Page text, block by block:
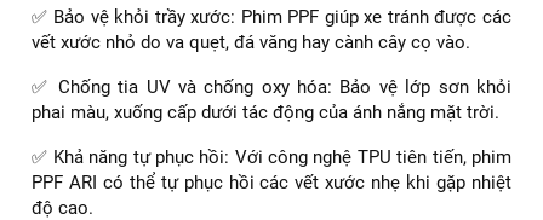
✅ Bảo vệ khỏi trầy xước: Phim PPF giúp xe tránh được các
vết xước nhỏ do va quẹt, đá văng hay cành cây cọ vào.
✅ Chống tia UV và chống oxy hóa: Bảo vệ lớp sơn khỏi
phai màu, xuống cấp dưới tác động của ánh nắng mặt trời.
✅ Khả năng tự phục hồi: Với công nghệ TPU tiên tiến, phim
PPF ARI có thể tự phục hồi các vết xước nhẹ khi gặp nhiệt
độ cao.